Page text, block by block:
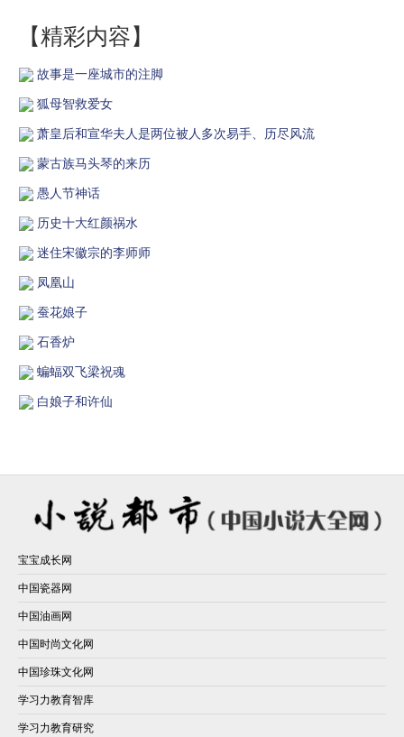
【精彩内容】
故事是一座城市的注脚
狐母智救爱女
萧皇后和宣华夫人是两位被人多次易手、历尽风流
蒙古族马头琴的来历
愚人节神话
历史十大红颜祸水
迷住宋徽宗的李师师
凤凰山
蚕花娘子
石香炉
蝙蝠双飞梁祝魂
白娘子和许仙
宝宝成长网
中国瓷器网
中国油画网
中国时尚文化网
中国珍珠文化网
学习力教育智库
学习力教育研究